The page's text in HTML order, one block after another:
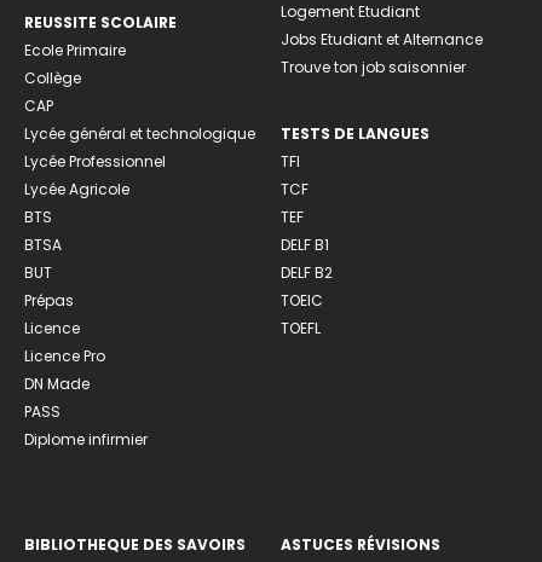
REUSSITE SCOLAIRE
Ecole Primaire
Collège
CAP
Lycée général et technologique
Lycée Professionnel
Lycée Agricole
BTS
BTSA
BUT
Prépas
Licence
Licence Pro
DN Made
PASS
Diplome infirmier
Logement Etudiant
Jobs Etudiant et Alternance
Trouve ton job saisonnier
TESTS DE LANGUES
TFI
TCF
TEF
DELF B1
DELF B2
TOEIC
TOEFL
BIBLIOTHEQUE DES SAVOIRS
ASTUCES RÉVISIONS